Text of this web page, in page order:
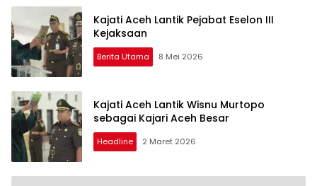
Kajati Aceh Lantik Pejabat Eselon III
Kejaksaan
Berita Utama 8 Mei 2026
Kajati Aceh Lantik Wisnu Murtopo
sebagai Kajari Aceh Besar
Headline 2 Maret 2026